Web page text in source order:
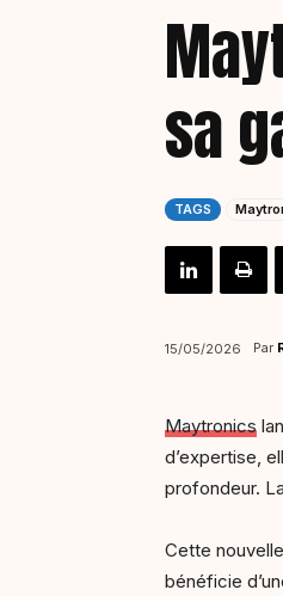
sa
TAGS
15/05/2026 Par
Maytronics
d’expertise,
profondeur.
Cette
bénéficie